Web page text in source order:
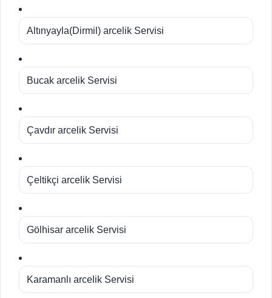
Altınyayla(Dirmil) arcelik Servisi
Bucak arcelik Servisi
Çavdır arcelik Servisi
Çeltikçi arcelik Servisi
Gölhisar arcelik Servisi
Karamanlı arcelik Servisi